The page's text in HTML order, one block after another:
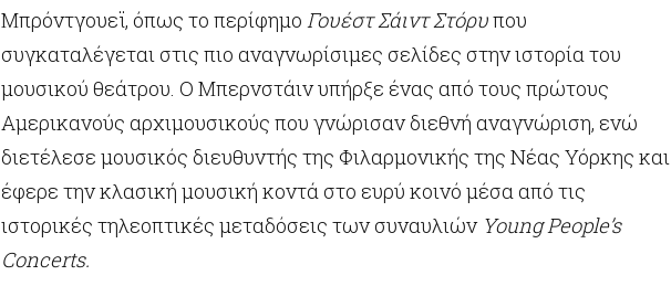
Μπρόντγουεϊ, όπως το περίφημο Γουέστ Σάιντ Στόρυπου
συγκαταλέγεται στις πιο αναγνωρίσιμες σελίδες στην ιστορία του
μουσικού θεάτρου. Ο Μπερνστάιν υπήρξε ένας από τους πρώτους
Αμερικανούς αρχιμουσικούς που γνώρισαν διεθνή αναγνώριση, ενώ
διετέλεσε μουσικός διευθυντής της Φιλαρμονικής της Νέας Υόρκης και
έφερε την κλασική μουσική κοντά στο ευρύ κοινό μέσα από τις
ιστορικές τηλεοπτικές μεταδόσεις των συναυλιών Young People’s
Concerts.